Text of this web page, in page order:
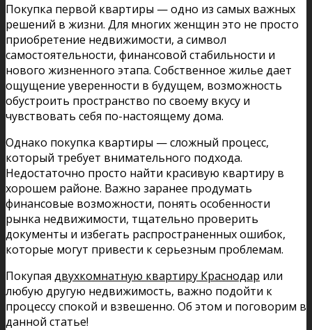
Покупка первой квартиры — одно из самых важных
решений в жизни. Для многих женщин это не просто
приобретение недвижимости, а символ
самостоятельности, финансовой стабильности и
нового жизненного этапа. Собственное жилье дает
ощущение уверенности в будущем, возможность
обустроить пространство по своему вкусу и
чувствовать себя по-настоящему дома.
Однако покупка квартиры — сложный процесс,
который требует внимательного подхода.
Недостаточно просто найти красивую квартиру в
хорошем районе. Важно заранее продумать
финансовые возможности, понять особенности
рынка недвижимости, тщательно проверить
документы и избегать распространенных ошибок,
которые могут привести к серьезным проблемам.
Покупая двухкомнатную квартиру Краснодар или
любую другую недвижимость, важно подойти к
процессу спокой и взвешенно. Об этом и поговорим в
данной статье!